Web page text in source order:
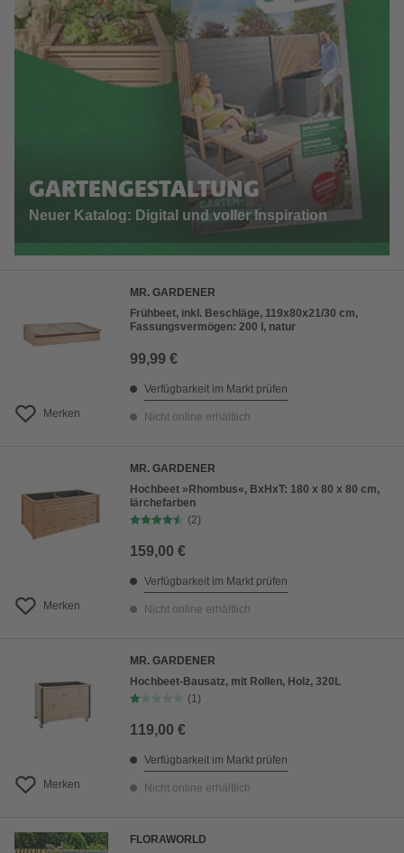
GARTENGESTALTUNG
Neuer Katalog: Digital und voller Inspiration
Merken
MR. GARDENER
Frühbeet, inkl. Beschläge, 119x80x21/30 cm,
Fassungsvermögen: 200 l, natur
99,99 €
Verfügbarkeit im Markt prüfen
Nicht online erhältlich
Merken
MR. GARDENER
Hochbeet »Rhombus«, BxHxT: 180 x 80 x 80 cm,
lärchefarben
(2)
159,00 €
Verfügbarkeit im Markt prüfen
Nicht online erhältlich
Merken
MR. GARDENER
Hochbeet-Bausatz, mit Rollen, Holz, 320L
(1)
119,00 €
Verfügbarkeit im Markt prüfen
Nicht online erhältlich
FLORAWORLD